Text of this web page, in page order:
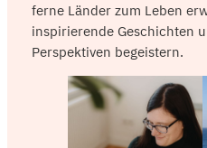
ferne Länder zum Leben
inspirierende Geschichten
Perspektiven begeistern.